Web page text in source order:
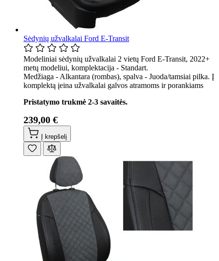
Sėdynių užvalkalai Ford E-Transit
Modeliniai sėdynių užvalkalai 2 vietų Ford E-Transit, 2022+
metų modeliui, komplektacija - Standart.
Medžiaga - Alkantara (rombas), spalva - Juoda/tamsiai pilka. Į
komplektą įeina užvalkalai galvos atramoms ir porankiams
Pristatymo trukmė 2-3 savaitės.
239,00 €
Į krepšelį